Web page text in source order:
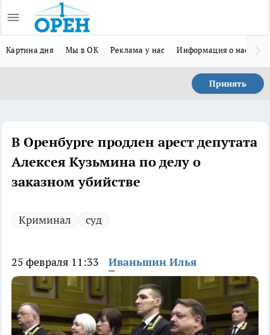
Картина дня Мы в ОК Реклама у нас Информация о нас
Принять
В Оренбурге продлен арест депутата
Алексея Кузьмина по делу о
заказном убийстве
Криминал суд
25 февраля 11:33 Иваньшин Илья